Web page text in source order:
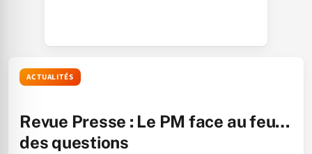
ACTUALITÉS
Revue Presse : Le PM face au feu…
des questions